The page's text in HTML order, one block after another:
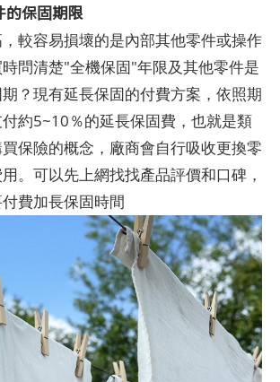
保固期限
較容易損壞的是內部其他零件或操作
問清楚"全機保固"年限及其他零件是
？現有延長保固的付費方案，依照期
約5~10％的延長保固費，也就是類
保險的概念，廠商會自行吸收更換零
。可以先上網找找產品評價和口碑，
費加長保固時間